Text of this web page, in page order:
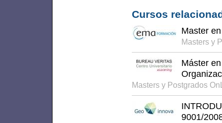
Cursos
Master
Masters y
Máster
Masters y Postgrados
9001/